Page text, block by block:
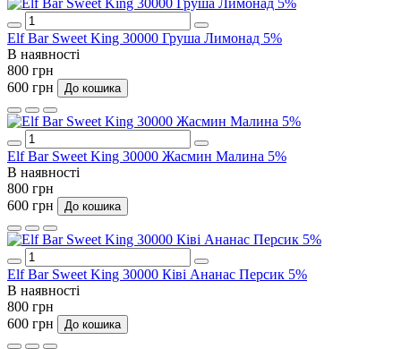
Elf Bar Sweet King 30000 Груша Лимонад 5%
В наявності
800 грн
600 грн
До кошика
Elf Bar Sweet King 30000 Жасмин Малина 5%
В наявності
800 грн
600 грн
До кошика
Elf Bar Sweet King 30000 Ківі Ананас Персик 5%
В наявності
800 грн
600 грн
До кошика